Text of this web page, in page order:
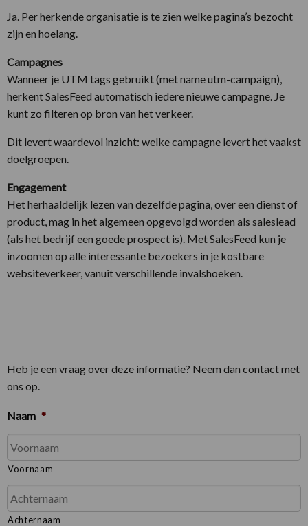
Ja. Per herkende organisatie is te zien welke pagina’s bezocht
zijn en hoelang.
Campagnes
Wanneer je UTM tags gebruikt (met name utm-campaign),
herkent SalesFeed automatisch iedere nieuwe campagne. Je
kunt zo filteren op bron van het verkeer.
Dit levert waardevol inzicht: welke campagne levert het vaakst
doelgroepen.
Engagement
Het herhaaldelijk lezen van dezelfde pagina, over een dienst of
product, mag in het algemeen opgevolgd worden als saleslead
(als het bedrijf een goede prospect is). Met SalesFeed kun je
inzoomen op alle interessante bezoekers in je kostbare
websiteverkeer, vanuit verschillende invalshoeken.
Heb je een vraag over deze informatie? Neem dan contact met
ons op.
Naam *
Voornaam
Achternaam